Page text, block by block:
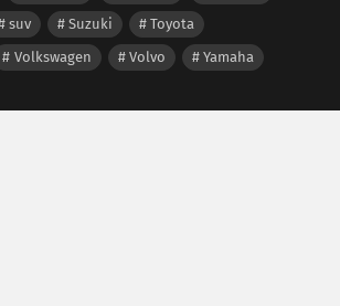
suv Suzuki
Toyota
Volkswagen Volvo Yamaha